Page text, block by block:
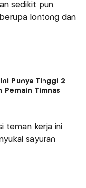
sedikit pun.
lontong dan
Punya Tinggi 2
Pemain Timnas
teman kerja ini
sayuran